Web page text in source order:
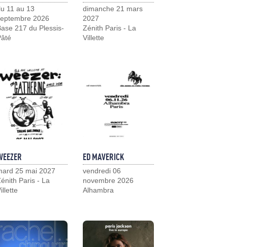
11 au 13
2026
217 du Plessis-
dimanche 21 mars
2027
Zénith Paris - La
Villette
25 mai 2027
Paris - La
ED MAVERICK
vendredi 06
novembre 2026
Alhambra